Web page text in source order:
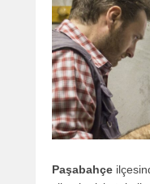
Paşabahçe